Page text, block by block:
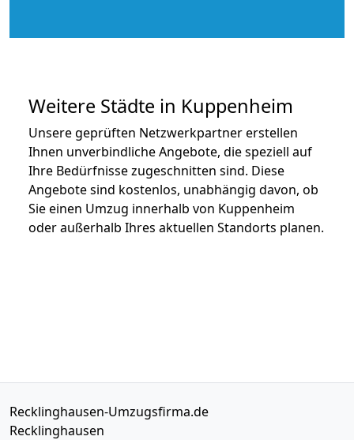
Weitere Städte in Kuppenheim
Unsere geprüften Netzwerkpartner erstellen
Ihnen unverbindliche Angebote, die speziell auf
Ihre Bedürfnisse zugeschnitten sind. Diese
Angebote sind kostenlos, unabhängig davon, ob
Sie einen Umzug innerhalb von Kuppenheim
oder außerhalb Ihres aktuellen Standorts planen.
Recklinghausen-Umzugsfirma.de
Recklinghausen